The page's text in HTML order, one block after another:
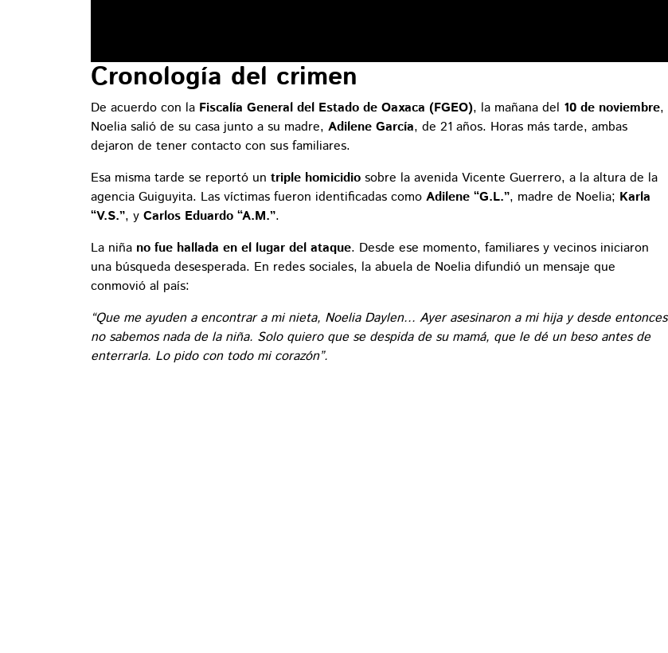
Cronología del crimen
De acuerdo con la Fiscalía General del Estado de Oaxaca (FGEO), la mañana del 10 de noviembre,
Noelia salió de su casa junto a su madre, Adilene García, de 21 años. Horas más tarde, ambas
dejaron de tener contacto con sus familiares.
Esa misma tarde se reportó un triple homicidio sobre la avenida Vicente Guerrero, a la altura de la
agencia Guiguyita. Las víctimas fueron identificadas como Adilene “G.L.”, madre de Noelia; Karla
“V.S.”, y Carlos Eduardo “A.M.”.
La niña no fue hallada en el lugar del ataque. Desde ese momento, familiares y vecinos iniciaron
una búsqueda desesperada. En redes sociales, la abuela de Noelia difundió un mensaje que
conmovió al país:
“Que me ayuden a encontrar a mi nieta, Noelia Daylen... Ayer asesinaron a mi hija y desde entonces
no sabemos nada de la niña. Solo quiero que se despida de su mamá, que le dé un beso antes de
enterrarla. Lo pido con todo mi corazón”.